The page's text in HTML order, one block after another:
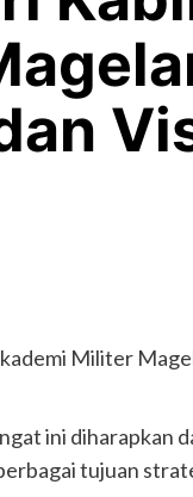
Militer
ini diharapkan
tujuan